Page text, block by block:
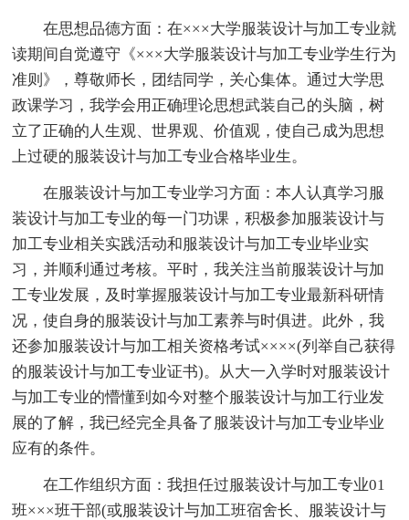
在思想品德方面：在×××大学服装设计与加工专业就
读期间自觉遵守《×××大学服装设计与加工专业学生行为
准则》，尊敬师长，团结同学，关心集体。通过大学思
政课学习，我学会用正确理论思想武装自己的头脑，树
立了正确的人生观、世界观、价值观，使自己成为思想
上过硬的服装设计与加工专业合格毕业生。
在服装设计与加工专业学习方面：本人认真学习服
装设计与加工专业的每一门功课，积极参加服装设计与
加工专业相关实践活动和服装设计与加工专业毕业实
习，并顺利通过考核。平时，我关注当前服装设计与加
工专业发展，及时掌握服装设计与加工专业最新科研情
况，使自身的服装设计与加工素养与时俱进。此外，我
还参加服装设计与加工相关资格考试××××(列举自己获得
的服装设计与加工专业证书)。从大一入学时对服装设计
与加工专业的懵懂到如今对整个服装设计与加工行业发
展的了解，我已经完全具备了服装设计与加工专业毕业
应有的条件。
在工作组织方面：我担任过服装设计与加工专业01
班×××班干部(或服装设计与加工班宿舍长、服装设计与